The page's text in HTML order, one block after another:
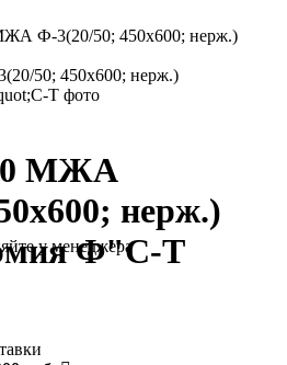
Ф-3(20/50; 450х600; нерж.)
МЖА
нерж.)
Ф"С-Т
у менеджера